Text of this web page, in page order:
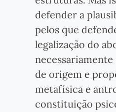
defender a
pelos que
legalização do
de origem e
metafísica e
constituição